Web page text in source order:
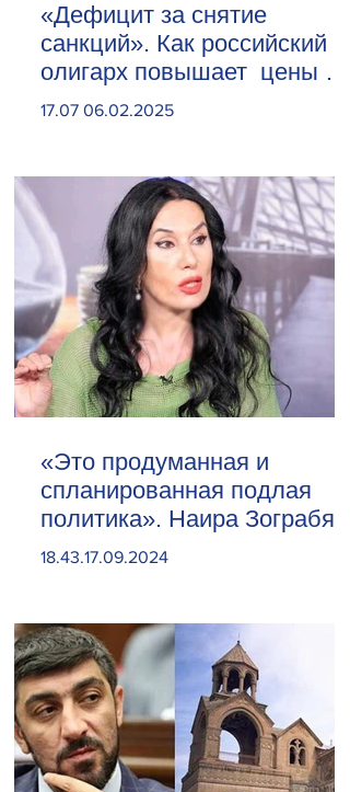
«Дефицит за снятие
санкций». Как российский
олигарх повышает цены на
сливочное масло
17.07 06.02.2025
«Это продуманная и
спланированная подлая
политика». Наира Зограбян
18.43.17.09.2024